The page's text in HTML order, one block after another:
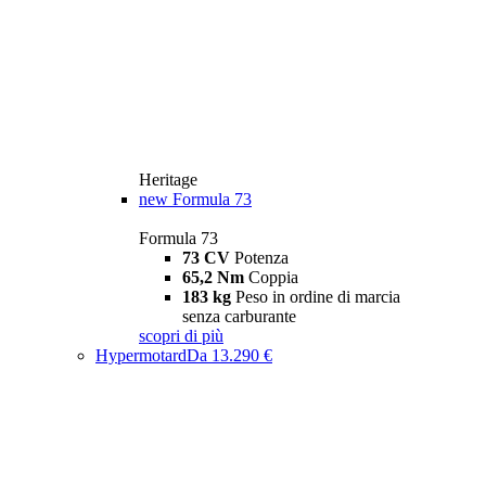
Heritage
new Formula 73
Formula 73
73 CV Potenza
65,2 Nm Coppia
183 kg Peso in ordine di marcia
senza carburante
scopri di più
HypermotardDa 13.290 €